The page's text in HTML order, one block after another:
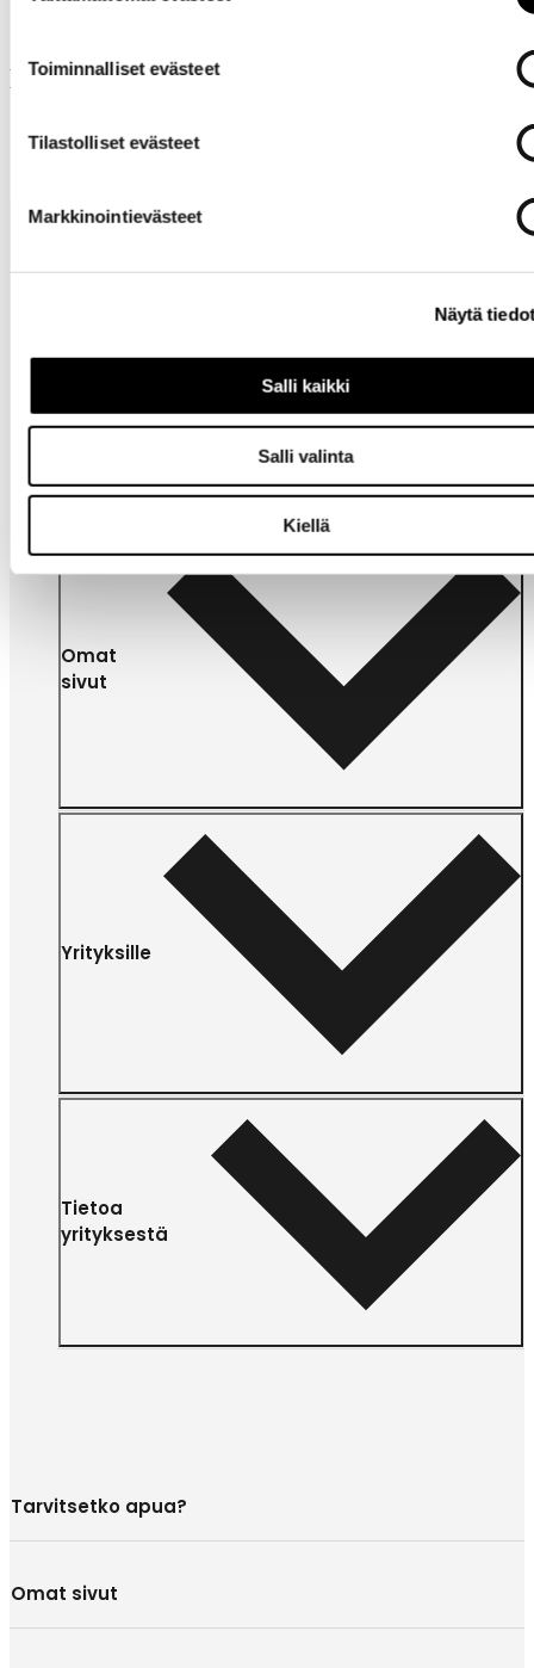
Toiminnalliset evästeet
Tilastolliset evästeet
Markkinointievästeet
Näytä
Salli kaikki
Salli valinta
Kiellä
Muut ostivat myös
apua?
Omat
sivut
Yrityksille
Tietoa
yrityksestä
Tarvitsetko apua?
Omat sivut